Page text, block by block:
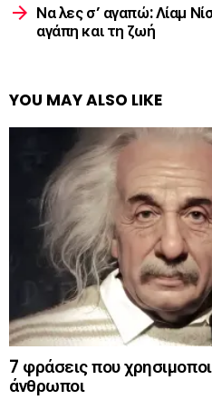
Να λες σ’ αγαπώ: Λίαμ
αγάπη και τη ζωή
YOU MAY ALSO LIKE
7 φράσεις που
άνθρωποι